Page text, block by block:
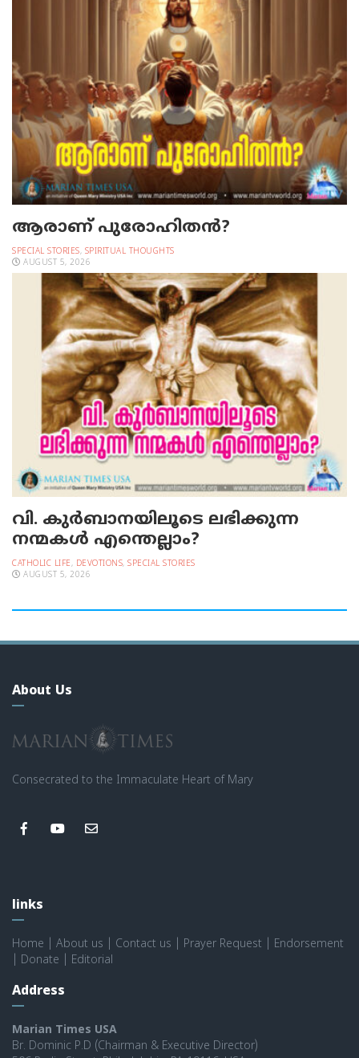
ആരാണ് പുരോഹിതൻ?
SPECIAL STORIES, SPIRITUAL THOUGHTS
AUGUST 5, 2026
വി. കുര്‍ബാനയിലൂടെ ലഭിക്കുന്ന
നന്മകള്‍ എന്തെല്ലാം?
CATHOLIC LIFE, DEVOTIONS, SPECIAL STORIES
AUGUST 5, 2026
About Us
Consecrated to the Immaculate Heart of Mary
links
Home About us Contact us Prayer Request
Endorsement
Donate Editorial
Address
Marian Times USA
Br. Dominic P.D (Chairman & Executive Director)